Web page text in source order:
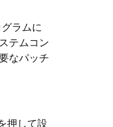
ラムに
テムコン
なパッチ
押して設